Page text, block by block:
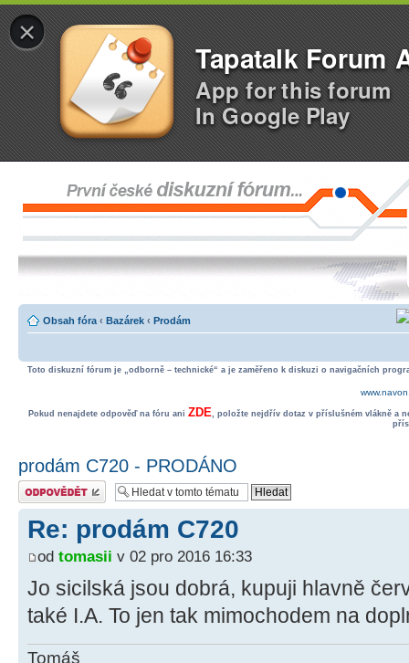
×
Tapatalk Forum
App for this forum
In Google Play
Obsah fóra ‹ Bazárek ‹ Prodám
Toto diskuzní fórum je „odborně – technické“ a je zaměřeno k diskuzi o navigačních
Pokud nenajdete odpověď na fóru ani ZDE, položte nejdřív dotaz v příslušném vlákně a
prodám C720 - PRODÁNO
Odeslat odpověď
Re: prodám C720
od tomasii v 02 pro 2016 16:33
Jo sicilská jsou dobrá, kupuji hlavně
také I.A. To jen tak mimochodem na
Tomáš